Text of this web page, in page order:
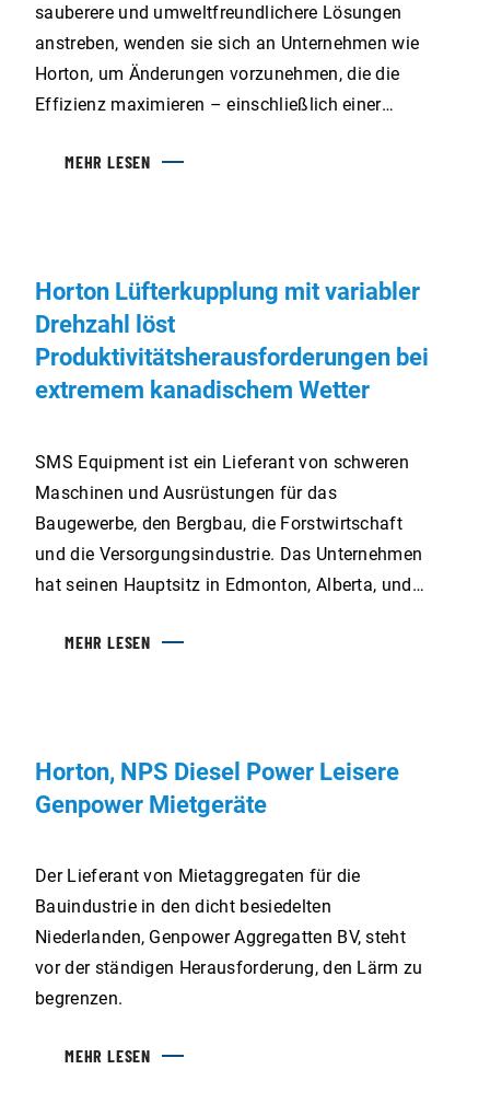
sauberere und umweltfreundlichere Lösungen
anstreben, wenden sie sich an Unternehmen wie
Horton, um Änderungen vorzunehmen, die die
Effizienz maximieren – einschließlich einer
MEHR LESEN
Horton Lüfterkupplung mit variabler
Drehzahl löst
Produktivitätsherausforderungen bei
extremem kanadischem Wetter
SMS Equipment ist ein Lieferant von schweren
Maschinen und Ausrüstungen für das
Baugewerbe, den Bergbau, die Forstwirtschaft
und die Versorgungsindustrie. Das Unternehmen
hat seinen Hauptsitz in Edmonton, Alberta, und
Ausrüstung und Service in mehreren kanadischen
MEHR LESEN
Horton, NPS Diesel Power Leisere
Genpower Mietgeräte
Der Lieferant von Mietaggregaten für die
Bauindustrie in den dicht besiedelten
Niederlanden, Genpower Aggregatten BV, steht
vor der ständigen Herausforderung, den Lärm zu
begrenzen.
MEHR LESEN